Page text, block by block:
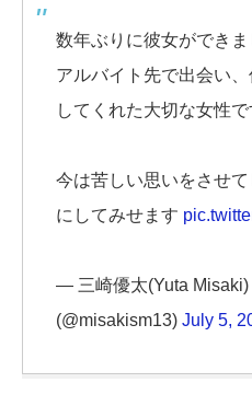
数年ぶりに彼女ができま
アルバイト先で出会い
してくれた大切な女性で
今は苦しい思いをさせ
にしてみせます
— 三崎優太(Yuta Misaki)
(@misakism13) July 5,